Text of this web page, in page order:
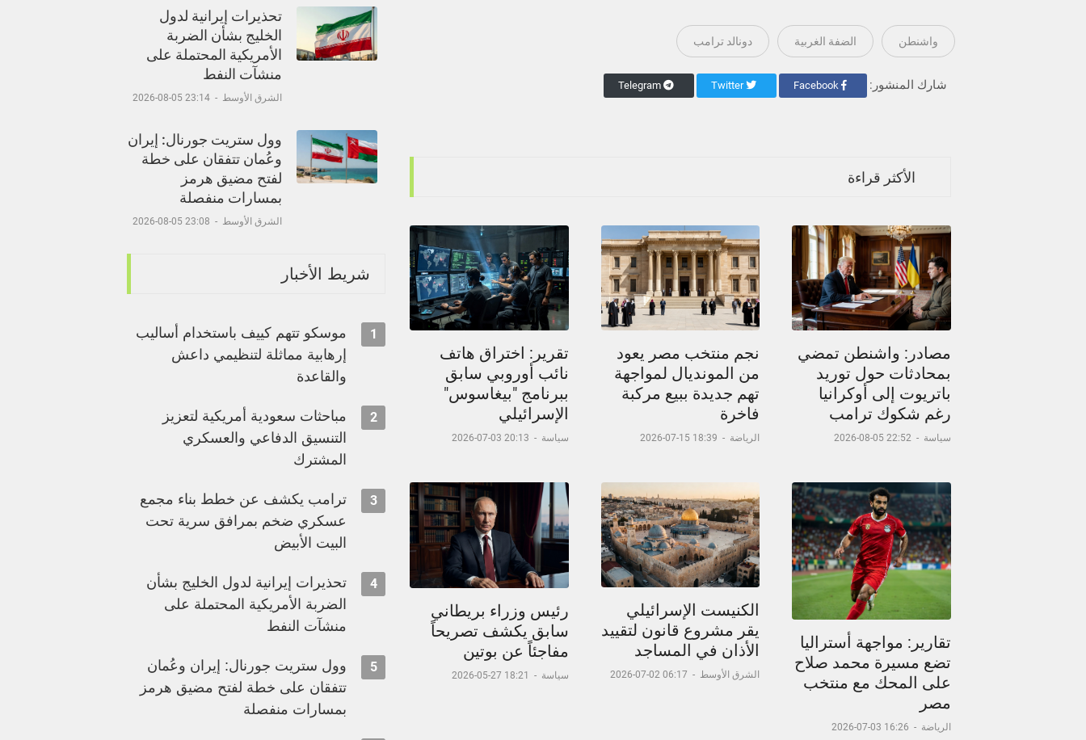
واشنطن الضفة الغربية دونالد ترامب
شارك المنشور: Twitter
الأكثر قراءة
مصادر: واشنطن تمضي
بمحادثات حول توريد
باتريوت إلى أوكرانيا
رغم شكوك ترامب
سياسة -
22:52 05-08-2026
نجم منتخب مصر يعود
من المونديال لمواجهة
تهم جديدة ببيع مركبة
فاخرة
الرياضة -
18:39 15-07-2026
تقرير: اختراق هاتف
نائب أوروبي سابق
ببرنامج "بيغاسوس"
الإسرائيلي
سياسة -
20:13 03-07-2026
تقارير: مواجهة أستراليا
تضع مسيرة محمد صلاح
على المحك مع منتخب
مصر
الرياضة -
16:26 03-07-2026
الكنيست الإسرائيلي
يقر مشروع قانون لتقييد
الأذان في المساجد
الشرق الأوسط -
06:17 02-07-2026
رئيس وزراء بريطاني
سابق يكشف تصريحاً
مفاجئاً عن بوتين
سياسة -
18:21 27-05-2026
تحذيرات إيرانية لدول
الخليج بشأن الضربة
الأمريكية المحتملة على
منشآت النفط
الشرق الأوسط -
23:14 05-08-2026
وول ستريت جورنال: إيران
وعُمان تتفقان على خطة
لفتح مضيق هرمز
بمسارات منفصلة
الشرق الأوسط -
23:08 05-08-2026
شريط الأخبار
1
موسكو تتهم كييف باستخدام أساليب
إرهابية مماثلة لتنظيمي داعش
والقاعدة
2
مباحثات سعودية أمريكية لتعزيز
التنسيق الدفاعي والعسكري
المشترك
3
ترامب يكشف عن خطط بناء مجمع
عسكري ضخم بمرافق سرية تحت
البيت الأبيض
4
تحذيرات إيرانية لدول الخليج بشأن
الضربة الأمريكية المحتملة على
منشآت النفط
5
وول ستريت جورنال: إيران وعُمان
تتفقان على خطة لفتح مضيق هرمز
بمسارات منفصلة